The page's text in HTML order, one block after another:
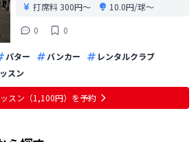
打席料300円〜
10.0円/球〜
0
0
パター バンカー
レンタルクラブ
スン
スン（1,100円）を予約